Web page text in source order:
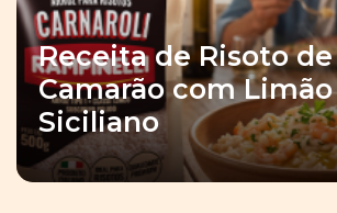
Receita de Risoto de
Camarão com Limão
Siciliano